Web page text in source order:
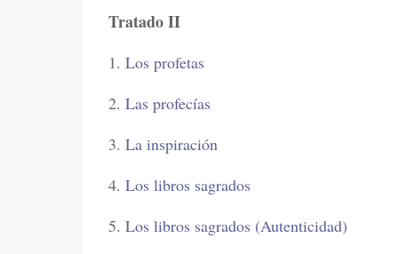
Tratado II
1. Los profetas
2. Las profecías
3. La inspiración
4. Los libros sagrados
5. Los libros sagrados (Autenticidad)